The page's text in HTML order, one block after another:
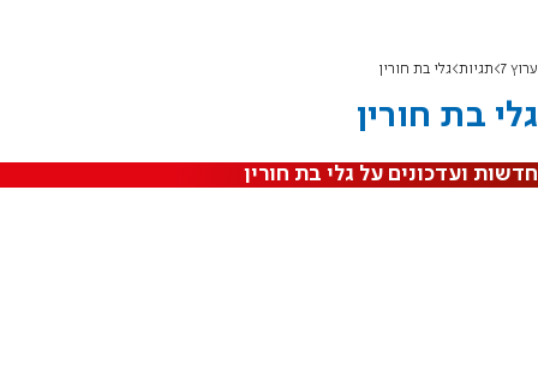
ערוץ 7 תגיות גלי בת חורין
גלי בת חורין
חדשות ועדכונים על גלי בת חורין